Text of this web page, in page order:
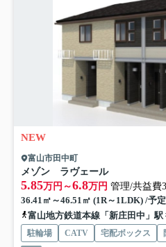
NEW
富山市田中町
メゾン ラヴェール
5.85万円～6.8万円 管理/共益費
36.41㎡～46.51㎡ (1R～1LDK) /予
富山地方鉄道本線「新庄田中」駅
駐輪場 CATV 宅配ボックス